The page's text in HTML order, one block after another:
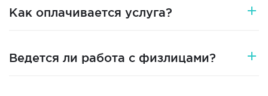
Как оплачивается услуга?
Ведется ли работа с физлицами?